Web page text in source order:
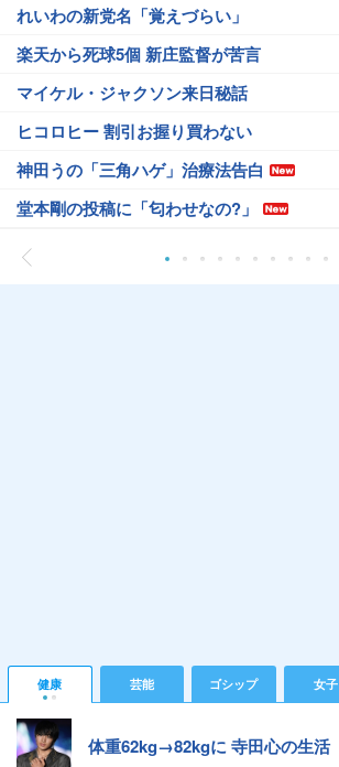
れいわの新党名「覚えづらい」
楽天から死球5個 新庄監督が苦言
マイケル・ジャクソン来日秘話
ヒコロヒー 割引お握り買わない
神田うの「三角ハゲ」治療法告白
堂本剛の投稿に「匂わせなの?」
健康 芸能 ゴシップ 女子
体重62kg→82kgに 寺田心の生活